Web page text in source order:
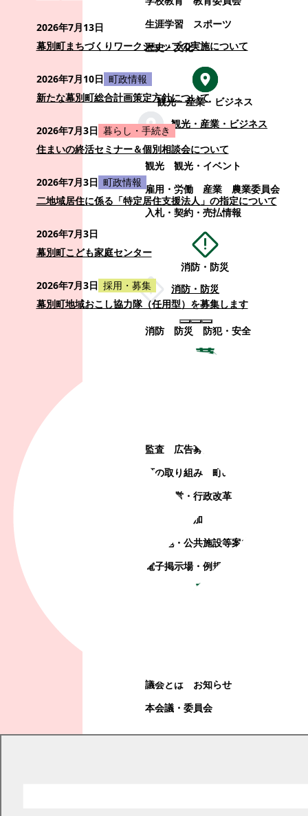
生涯学習
スポーツ
歴史・文化
観光・産業・ビジネス
観光・産業・ビジネス
観光
観光・イベント
雇用・労働
産業
農業委員会
入札・契約・売払情報
消防・防災
消防・防災
消防 防災 防犯・安全
監査 広告募集
町の取り組み
町の概要
町政運営・行政改革
町政への参加
観光地・公共施設等案内
電子掲示場・例規集
議会とは
お知らせ
本会議・委員会
2026年7月13日
幕別町まちづくりワークショップの実施について
2026年7月10日 町政情報
新たな幕別町総合計画策定方針について
2026年7月3日 暮らし・手続き
住まいの終活セミナー＆個別相談会について
2026年7月3日 町政情報
二地域居住に係る「特定居住支援法人」の指定について
2026年7月3日
幕別町こども家庭センター
2026年7月3日 採用・募集
幕別町地域おこし協力隊（任用型）を募集します